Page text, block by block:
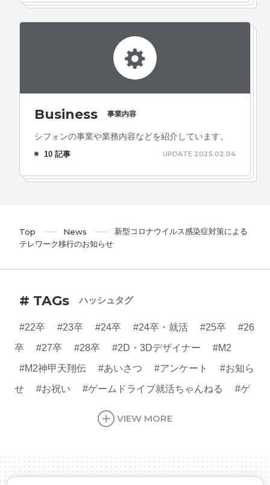
Business 事業内容
シフォンの事業や業務内容などを紹介しています。
10 記事 UPDATE 2025.02.04
Top News
新型コロナウイルス感染症対策による
テレワーク移行のお知らせ
# TAGs ハッシュタグ
#22卒 #23卒 #24卒 #24卒・就活 #25卒
#26
卒
#27卒 #28卒 #2D・3Dデザイナー
#M2
#M2神甲天翔伝
#あいさつ #アンケート
#お知ら
せ
#お祝い #ゲームドライブ就活ちゃんねる
#ゲ
#ゲーム開発
#シフォンめし
デザイナー
#プランナー #プログラマー
#プログ
VIEW MORE